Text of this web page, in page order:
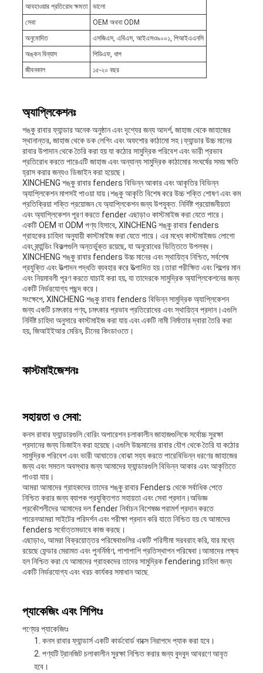
আবহাওয়ার প্রতিরোধ ক্ষমতা
ভালো
সেবা
OEM অথবা ODM
অনুমোদিত
এসজিএস, এবিএস, আইএসও৯০০১, পিআইএএনসি
অঙ্কন বিন্যাস
পিডিএফ, ধাপ
জীবনকাল
১৫-২০ বছর
অ্যাপ্লিকেশনঃ
শঙ্কু রাবার ফ্যান্ডার অনেক অনুষ্ঠান এবং দৃশ্যের জন্য আদর্শ, জাহাজ থেকে জাহাজের
স্থানান্তর, জাহাজ থেকে ডক লেগিং এবং অফশোর কাঠামো সহ।ফ্যান্ডার উচ্চ মানের
রাবার উপাদান থেকে তৈরি করা হয় যা কঠোর সামুদ্রিক পরিবেশ এবং ভারী প্রভাব
প্রতিরোধ করতে পারেএটি জাহাজ এবং অন্যান্য সামুদ্রিক কাঠামোর সংঘর্ষের সময় ক্ষতি
হ্রাস করার জন্যও ডিজাইন করা হয়েছে।
XINCHENG শঙ্কু রাবার fenders বিভিন্ন আকার এবং আকৃতির বিভিন্ন
অ্যাপ্লিকেশন মাপসই পাওয়া যায়।শঙ্কু আকৃতি বিশেষ করে উচ্চ শক্তি শোষণ এবং কম
প্রতিক্রিয়া শক্তি প্রয়োজন যে অ্যাপ্লিকেশন জন্য উপযুক্ত. নির্দিষ্ট প্রয়োজনীয়তা
এবং অ্যাপ্লিকেশন পূরণ করতে fender এছাড়াও কাস্টমাইজ করা যেতে পারে।
একটি OEM বা ODM পণ্য হিসাবে, XINCHENG শঙ্কু রাবার fenders
গ্রাহকের চাহিদা অনুযায়ী কাস্টমাইজ করা যেতে পারে। এর মধ্যে কাস্টমাইজড লোগো
এবং ব্র্যান্ডিং বিকল্পগুলি অন্তর্ভুক্ত রয়েছে, যা অনুরোধের ভিত্তিতে উপলব্ধ।
XINCHENG শঙ্কু রাবার fenders উচ্চ মানের এবং স্থায়িত্ব নিশ্চিত, সর্বশেষ
প্রযুক্তি এবং উত্পাদন পদ্ধতি ব্যবহার করে উত্পাদিত হয়।তারা পরীক্ষিত এবং শিল্পের মান
এবং নিয়মাবলী পূরণ করতে যাচাই করা হয়, যা তাদেরকে সামুদ্রিক অ্যাপ্লিকেশনের জন্য
একটি নির্ভরযোগ্য পছন্দ করে।
সংক্ষেপে, XINCHENG শঙ্কু রাবার fenders বিভিন্ন সামুদ্রিক অ্যাপ্লিকেশন
জন্য একটি চমৎকার পণ্য, চমৎকার প্রভাব প্রতিরোধের এবং স্থায়িত্ব প্রদান।এগুলি
নির্দিষ্ট চাহিদা অনুসারে কাস্টমাইজ করা যায় এবং একটি নামী নির্মাতার দ্বারা তৈরি করা
হয়, জিআইইআর মেরিন, চীনের কিংডাওতে।
কাস্টমাইজেশনঃ
সহায়তা ও সেবা:
কনস রাবার ফ্যান্ডারগুলি বোরিং অপারেশন চলাকালীন জাহাজগুলিকে সর্বোচ্চ সুরক্ষা
প্রদানের জন্য ডিজাইন করা হয়েছে।এগুলি উচ্চমানের রাবার যৌগ থেকে তৈরি যা কঠোর
সামুদ্রিক পরিবেশ এবং ভারী আঘাতের বোঝা সহ্য করতে পারেবিভিন্ন ধরণের জাহাজের
জন্য এবং সমতল অবস্থার জন্য আমাদের ফ্যান্ডারগুলি বিভিন্ন আকার এবং আকৃতিতে
পাওয়া যায়।
আমরা আমাদের গ্রাহকদের তাদের শঙ্কু রাবার Fenders থেকে সর্বাধিক পেতে
নিশ্চিত করার জন্য ব্যাপক প্রযুক্তিগত সহায়তা এবং সেবা প্রদান।অভিজ্ঞ
প্রকৌশলীদের আমাদের দল fender নির্বাচন বিশেষজ্ঞ পরামর্শ প্রদান করতে
পারেনআমরা সাইটের পরিদর্শন এবং পরীক্ষা প্রদান করি যাতে নিশ্চিত হয় যে আমাদের
fenders সর্বোত্তমভাবে কাজ করছে।
এছাড়াও, আমরা বিক্রয়োত্তর পরিষেবাগুলির একটি পরিসীমা সরবরাহ করি, যার মধ্যে
রয়েছে ফেন্ডার মেরামত এবং পুনর্নির্মাণ, পাশাপাশি প্রতিস্থাপন পরিষেবা।আমাদের লক্ষ্য
হল নিশ্চিত করা যে আমাদের গ্রাহকদের তাদের সামুদ্রিক fendering চাহিদা জন্য
একটি নির্ভরযোগ্য এবং খরচ কার্যকর সমাধান আছে.
প্যাকেজিং এবং শিপিংঃ
পণ্যের প্যাকেজিংঃ
কনস রাবার ফ্যান্ডার্স একটি কার্ডবোর্ড বাক্সে নিরাপদে প্যাক করা হবে।
পণ্যটি ট্রানজিট চলাকালীন সুরক্ষা নিশ্চিত করার জন্য বুদবুদ আবরণে আবৃত
হবে।